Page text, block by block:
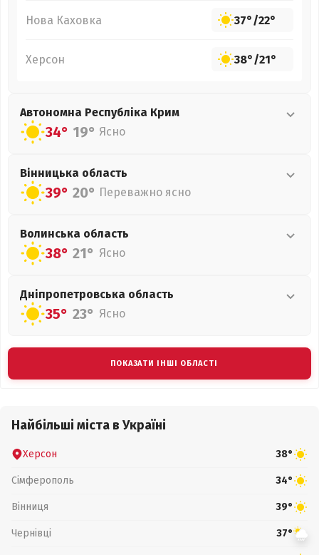
Нова Каховка 37°/22°
Херсон 38°/21°
Автономна Республіка Крим
34° 19° Ясно
Вінницька область
39° 20° Переважно ясно
Волинська область
38° 21° Ясно
Дніпропетровська область
35° 23° Ясно
ПОКАЗАТИ ІНШІ ОБЛАСТІ
Найбільші міста в Україні
Херсон 38°
Сімферополь 34°
Вінниця 39°
Чернівці 37°